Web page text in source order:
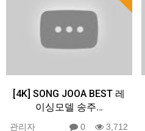
[4K] SONG JOOA BEST 레
이싱모델 송주…
관리자 0 3,712